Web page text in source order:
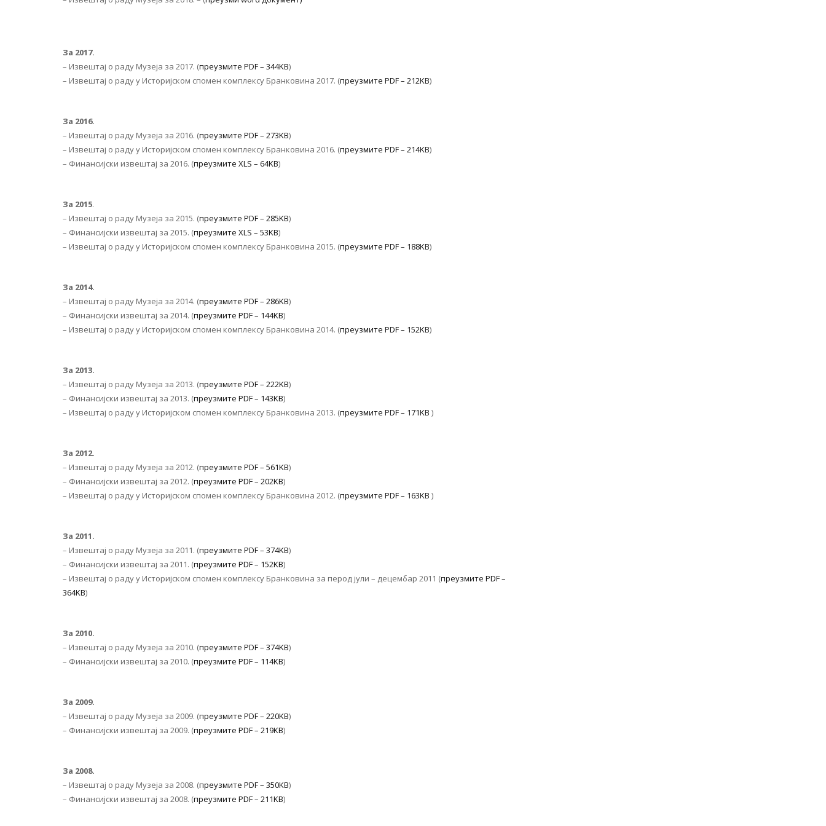
За 2017.
– Извештај о раду Музеја за 2017. (преузмите PDF – 344KB)
– Извештај о раду у Историјском спомен комплексу Бранковина 2017. (преузмите PDF – 212KB)
За 2016.
– Извештај о раду Музеја за 2016. (преузмите PDF – 273KB)
– Извештај о раду у Историјском спомен комплексу Бранковина 2016. (преузмите PDF – 214KB)
– Финансијски извештај за 2016. (преузмите XLS – 64KB)
За 2015.
– Извештај о раду Музеја за 2015. (преузмите PDF – 285KB)
– Финансијски извештај за 2015. (преузмите XLS – 53KB)
– Извештај о раду у Историјском спомен комплексу Бранковина 2015. (преузмите PDF – 188KB)
За 2014.
– Извештај о раду Музеја за 2014. (преузмите PDF – 286KB)
– Финансијски извештај за 2014. (преузмите PDF – 144KB)
– Извештај о раду у Историјском спомен комплексу Бранковина 2014. (преузмите PDF – 152KB)
За 2013.
– Извештај о раду Музеја за 2013. (преузмите PDF – 222KB)
– Финансијски извештај за 2013. (преузмите PDF – 143KB)
– Извештај о раду у Историјском спомен комплексу Бранковина 2013. (преузмите PDF – 171KB )
За 2012.
– Извештај о раду Музеја за 2012. (преузмите PDF – 561KB)
– Финансијски извештај за 2012. (преузмите PDF – 202KB)
– Извештај о раду у Историјском спомен комплексу Бранковина 2012. (преузмите PDF – 163KB )
За 2011.
– Извештај о раду Музеја за 2011. (преузмите PDF – 374KB)
– Финансијски извештај за 2011. (преузмите PDF – 152KB)
– Извештај о раду у Историјском спомен комплексу Бранковина за перод јули – децембар 2011 (преузмите PDF –
364KB)
За 2010.
– Извештај о раду Музеја за 2010. (преузмите PDF – 374KB)
– Финансијски извештај за 2010. (преузмите PDF – 114KB)
За 2009.
– Извештај о раду Музеја за 2009. (преузмите PDF – 220KB)
– Финансијски извештај за 2009. (преузмите PDF – 219KB)
За 2008.
– Извештај о раду Музеја за 2008. (преузмите PDF – 350KB)
– Финансијски извештај за 2008. (преузмите PDF – 211KB)